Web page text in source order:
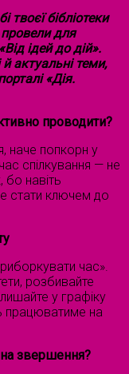
твоєї бібліотеки
провели для
ідей до дій».
актуальні теми,
«Дія.
проводити?
наче попкорн у
спілкування — не
бо навіть
стати ключем до
час».
розбивайте
у графіку
працюватиме на
звершення?